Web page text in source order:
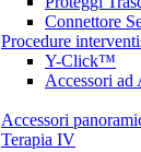
Connettore
Procedure
Y-Click™
Accessori ad
Accessori
Terapia IV